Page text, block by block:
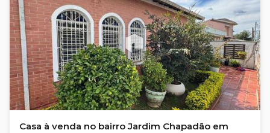
Casa à venda no bairro Jardim Chapadão em